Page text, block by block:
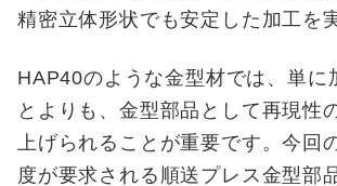
精密立体形状でも安定した加工を
HAP40のような金型材では、単に
とよりも、金型部品として再現性
上げられることが重要です。今回
度が要求される順送プレス金型部